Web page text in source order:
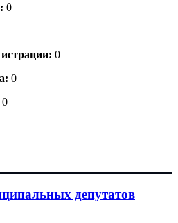
0
0
0
0
депутатов